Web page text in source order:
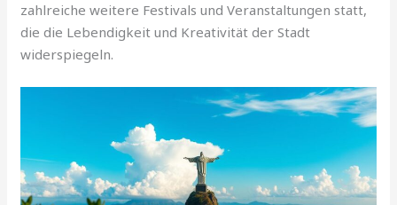
zahlreiche weitere Festivals und Veranstaltungen statt,
die die Lebendigkeit und Kreativität der Stadt
widerspiegeln.